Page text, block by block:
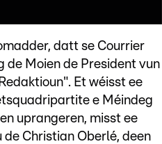
datt se Courrier
de Moien de President vun
Et wéisst ee
e Méindeg
uprangeren, misst ee
de Christian Oberlé, deen